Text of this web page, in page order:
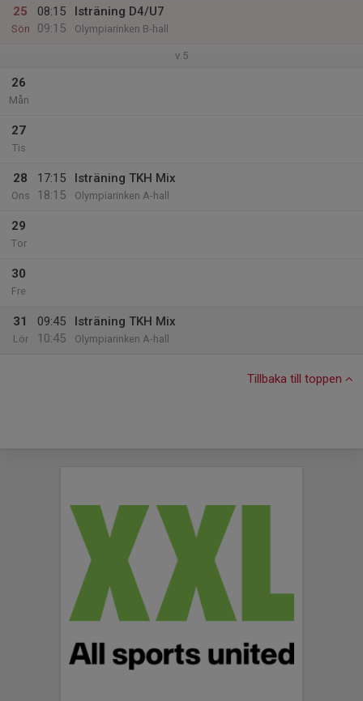
25
Sön
08:15
09:15
Isträning D4/U7
Olympiarinken B-hall
v.5
26
Mån
27
Tis
28
Ons
17:15
18:15
Isträning TKH Mix
Olympiarinken A-hall
29
Tor
30
Fre
31
Lör
09:45
10:45
Isträning TKH Mix
Olympiarinken A-hall
Tillbaka till toppen